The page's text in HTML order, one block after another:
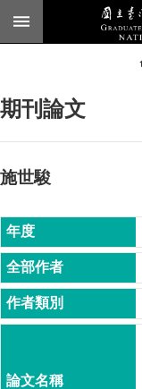
跳到主要內容區塊
臺
頁
公
告
本
所
簡
本
期刊論文
施世駿